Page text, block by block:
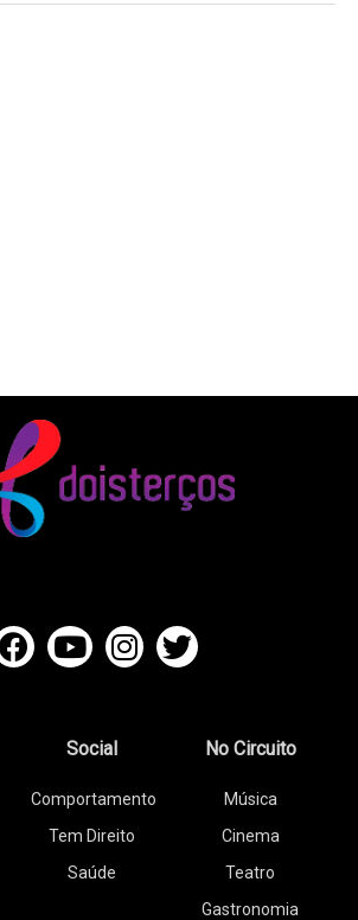
Social
Comportamento
Tem Direito
Saúde
No Circuito
Música
Cinema
Teatro
Gastronomia